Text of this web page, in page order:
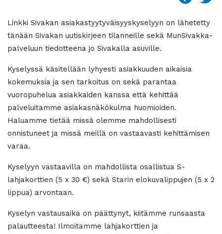
Linkki Sivakan asiakastyytyväisyyskyselyyn on lähetetty
tänään Sivakan uutiskirjeen tilanneille sekä MunSivakka-
palveluun tiedotteena jo Sivakalla asuville.
Kyselyssä käsitellään lyhyesti asiakkuuden aikaisia
kokemuksia ja sen tarkoitus on sekä parantaa
vuoropuhelua asiakkaiden kanssa että kehittää
palveluitamme asiakasnäkökulma huomioiden.
Haluamme tietää missä olemme mahdollisesti
onnistuneet ja missä meillä on vastaavasti kehittämisen
varaa.
Kyselyyn vastaavilla on mahdollista osallistua S-
lahjakorttien (5 x 30 €) sekä Starin elokuvalippujen (5 x 2
lippua) arvontaan.
Kyselyn vastausaika on päättynyt, kiitämme runsaasta
palautteesta! Ilmoitamme lahjakorttien ja